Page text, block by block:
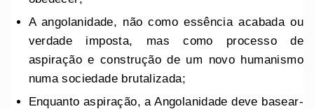
A angolanidade, não como essência acabada ou
verdade imposta, mas como processo de
aspiração e construção de um novo humanismo
numa sociedade brutalizada;
Enquanto aspiração, a Angolanidade deve basear-